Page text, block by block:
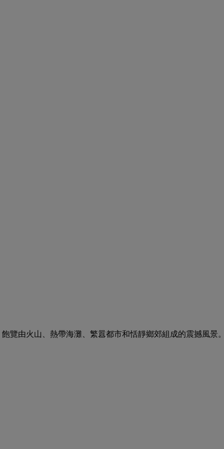
覽由火山、熱帶海灘、繁囂都市和恬靜鄉郊組成的震撼風景